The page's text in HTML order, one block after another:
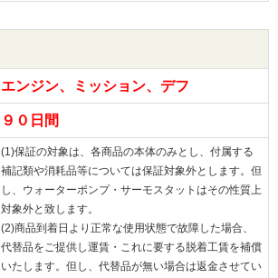
エンジン、ミッション、デフ
９０日間
(1)保証の対象は、各商品の本体のみとし、付属する
補記類や消耗品等については保証対象外とします。但
し、ウォーターポンプ・サーモスタットはその性質上
対象外と致します。
(2)商品到着日より正常な使用状態で故障した場合、
代替品をご提供し運賃・これに要する脱着工賃を補償
いたします。但し、代替品が無い場合は返金させてい